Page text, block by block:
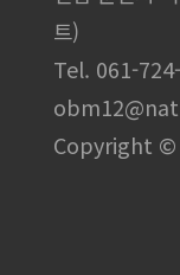
트)
Tel. 061-
Copyright ©